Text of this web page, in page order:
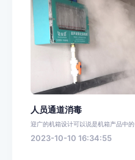
人员通道消毒
迎广的机箱设计可以说是机箱产品中
2023-10-10 16:34:55